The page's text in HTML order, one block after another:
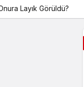
Layık Görüldü?